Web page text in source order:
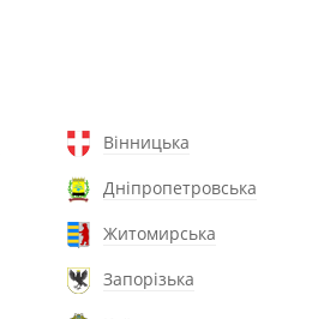
Вінницька
Дніпропетровська
Житомирська
Запорізька